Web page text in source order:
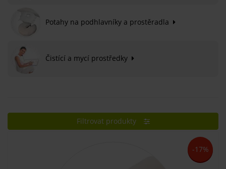
Potahy na podhlavníky a prostěradla
Čistící a mycí prostředky
Filtrovat produkty
-17%